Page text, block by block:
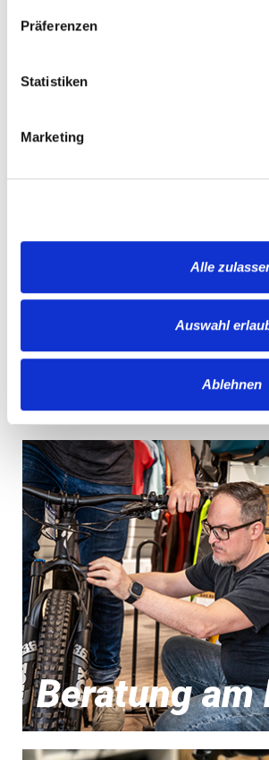
Präferenzen
Statistiken
Marketing
Alle
Auswahl
Ablehnen
Beratung am